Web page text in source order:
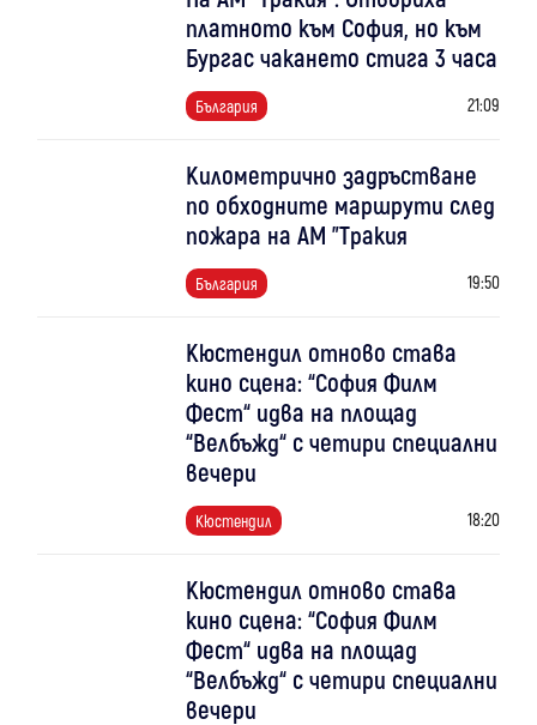
платното към София, но към
Бургас чакането стига 3 часа
България 21:09
Километрично задръстване
по обходните маршрути след
пожара на АМ "Тракия
България 19:50
Кюстендил отново става
кино сцена: “София Филм
Фест“ идва на площад
“Велбъжд“ с четири специални
вечери
Кюстендил 18:20
Кюстендил отново става
кино сцена: “София Филм
Фест“ идва на площад
“Велбъжд“ с четири специални
вечери